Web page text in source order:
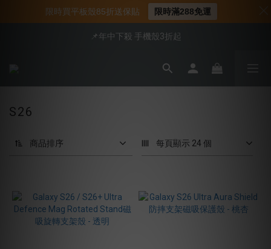
📍新客首購現折$50｜加入會員立即領取
📍新客首購現折$50｜加入會員立即領取
📌年中下殺 手機殼3折起
會員享全館95折優惠
S26
商品排序 每頁顯示 24 個
限時買平板殼85折送保貼 限時滿288免運